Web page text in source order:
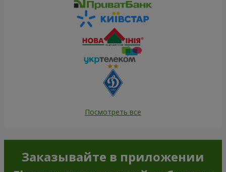
Посмотреть все
Заказывайте в приложении